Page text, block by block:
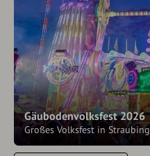
Gäubodenvolksfest 2026
Großes Volksfest in Straubing